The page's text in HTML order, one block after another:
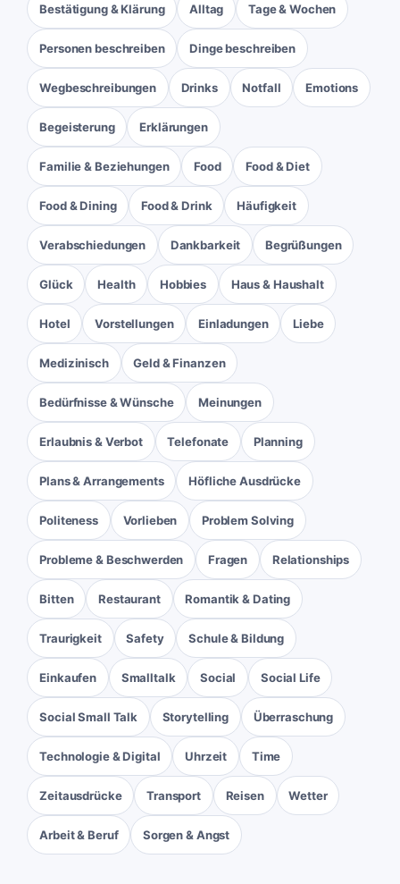
Bestätigung & Klärung Alltag Tage & Wochen
Personen beschreiben Dinge beschreiben
Wegbeschreibungen Drinks Notfall Emotions
Begeisterung Erklärungen
Familie & Beziehungen Food Food & Diet
Food & Dining Food & Drink Häufigkeit
Verabschiedungen Dankbarkeit Begrüßungen
Glück Health Hobbies Haus & Haushalt
Hotel Vorstellungen Einladungen Liebe
Medizinisch Geld & Finanzen
Bedürfnisse & Wünsche Meinungen
Erlaubnis & Verbot Telefonate Planning
Plans & Arrangements Höfliche Ausdrücke
Politeness Vorlieben Problem Solving
Probleme & Beschwerden Fragen Relationships
Bitten Restaurant Romantik & Dating
Traurigkeit Safety Schule & Bildung
Einkaufen Smalltalk Social Social Life
Social Small Talk Storytelling Überraschung
Technologie & Digital Uhrzeit Time
Zeitausdrücke Transport Reisen Wetter
Arbeit & Beruf Sorgen & Angst